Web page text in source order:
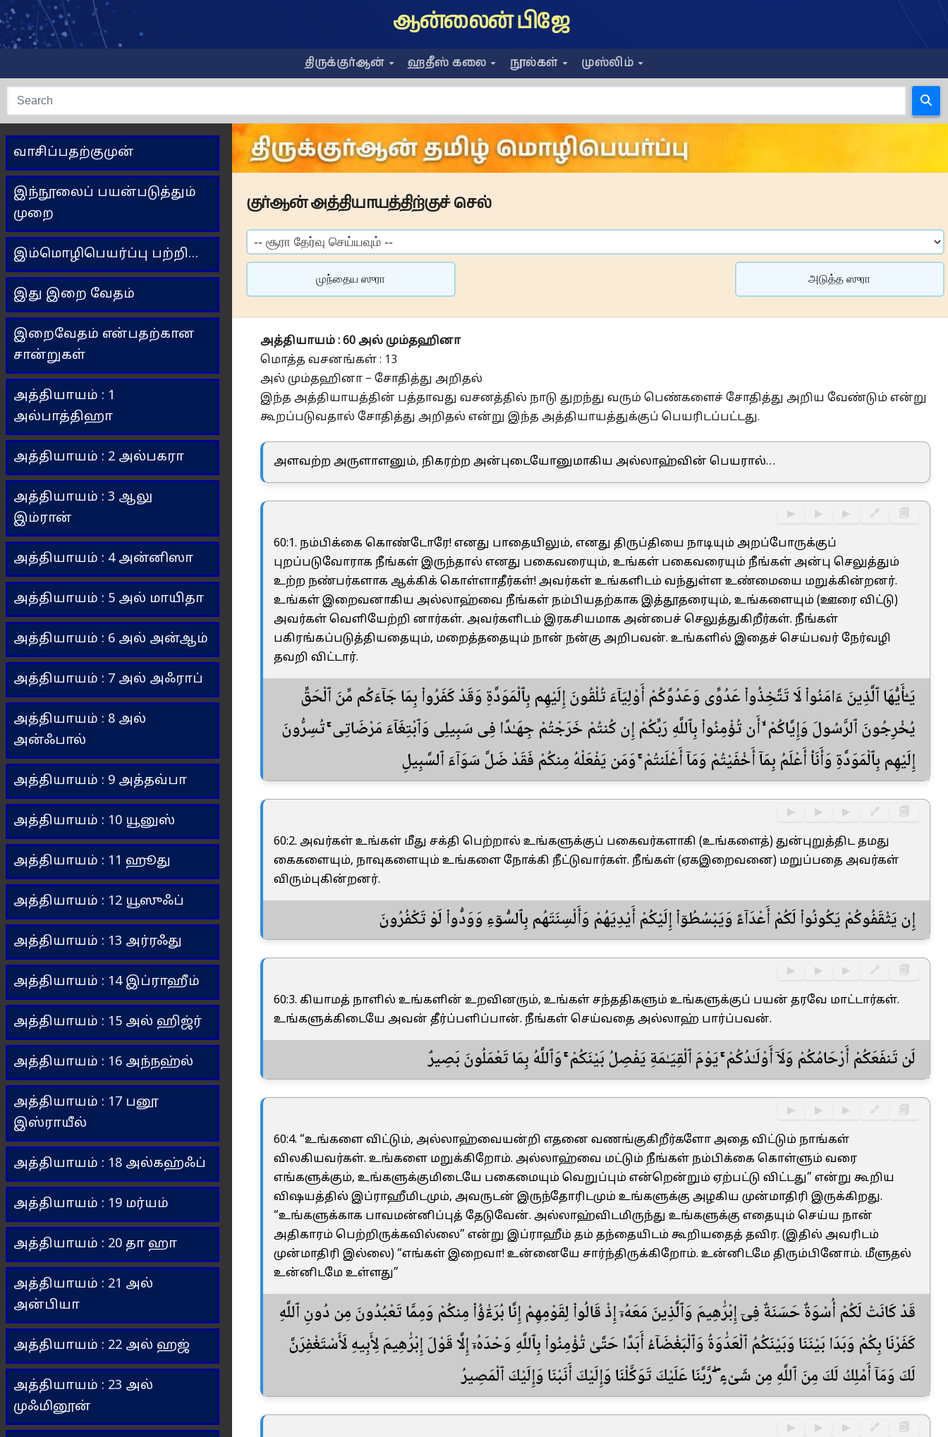
Skip
to
content
ஆன்லைன் பிஜே
திருக்குர்ஆன் ஹதீஸ் கலை நூல்கள் முஸ்லிம்
வாசிப்பதற்குமுன்
இந்நூலைப் பயன்படுத்தும்
முறை
இம்மொழிபெயர்ப்பு பற்றி…
இது இறை வேதம்
இறைவேதம் என்பதற்கான
சான்றுகள்
அத்தியாயம் : 1
அல்பாத்திஹா
அத்தியாயம் : 2 அல்பகரா
அத்தியாயம் : 3 ஆலு
இம்ரான்
அத்தியாயம் : 4 அன்னிஸா
அத்தியாயம் : 5 அல் மாயிதா
அத்தியாயம் : 6 அல் அன்ஆம்
அத்தியாயம் : 7 அல் அஃராப்
அத்தியாயம் : 8 அல்
அன்ஃபால்
அத்தியாயம் : 9 அத்தவ்பா
அத்தியாயம் : 10 யூனுஸ்
அத்தியாயம் : 11 ஹூது
அத்தியாயம் : 12 யூஸுஃப்
அத்தியாயம் : 13 அர்ரஃது
அத்தியாயம் : 14 இப்ராஹீம்
அத்தியாயம் : 15 அல் ஹிஜ்ர்
அத்தியாயம் : 16 அந்நஹ்ல்
அத்தியாயம் : 17 பனூ
இஸ்ராயீல்
அத்தியாயம் : 18 அல்கஹ்ஃப்
அத்தியாயம் : 19 மர்யம்
அத்தியாயம் : 20 தா ஹா
அத்தியாயம் : 21 அல்
அன்பியா
அத்தியாயம் : 22 அல் ஹஜ்
அத்தியாயம் : 23 அல்
முஃமினூன்
குர்ஆன் அத்தியாயத்திற்குச் செல்
முந்தைய ஸுரா அடுத்த ஸுரா
அத்தியாயம் : 60 அல் மும்தஹினா
மொத்த வசனங்கள் : 13
அல் மும்தஹினா – சோதித்து அறிதல்
இந்த அத்தியாயத்தின் பத்தாவது வசனத்தில் நாடு துறந்து வரும் பெண்களைச் சோதித்து அறிய வேண்டும் என்று
கூறப்படுவதால் சோதித்து அறிதல் என்று இந்த அத்தியாயத்துக்குப் பெயரிடப்பட்டது.
அளவற்ற அருளாளனும், நிகரற்ற அன்புடையோனுமாகிய அல்லாஹ்வின் பெயரால்…
▶ ▶ ▶ 🔗 🗐
60:1. நம்பிக்கை கொண்டோரே! எனது பாதையிலும், எனது திருப்தியை நாடியும் அறப்போருக்குப்
புறப்படுவோராக நீங்கள் இருந்தால் எனது பகைவரையும், உங்கள் பகைவரையும் நீங்கள் அன்பு செலுத்தும்
உற்ற நண்பர்களாக ஆக்கிக் கொள்ளாதீர்கள்! அவர்கள் உங்களிடம் வந்துள்ள உண்மையை மறுக்கின்றனர்.
உங்கள் இறைவனாகிய அல்லாஹ்வை நீங்கள் நம்பியதற்காக இத்தூதரையும், உங்களையும் (ஊரை விட்டு)
அவர்கள் வெளியேற்றி னார்கள். அவர்களிடம் இரகசியமாக அன்பைச் செலுத்துகிறீர்கள். நீங்கள்
பகிரங்கப்படுத்தியதையும், மறைத்ததையும் நான் நன்கு அறிபவன். உங்களில் இதைச் செய்பவர் நேர்வழி
தவறி விட்டார்.
يَـٰٓأَيُّهَا ٱلَّذِينَ ءَامَنُوا۟ لَا تَتَّخِذُوا۟ عَدُوِّى وَعَدُوَّكُمْ أَوْلِيَآءَ تُلْقُونَ إِلَيْهِم بِٱلْمَوَدَّةِ وَقَدْ كَفَرُوا۟ بِمَا جَآءَكُم مِّنَ ٱلْحَقِّ
يُخْرِجُونَ ٱلرَّسُولَ وَإِيَّاكُمْ ۙ أَن تُؤْمِنُوا۟ بِٱللَّهِ رَبِّكُمْ إِن كُنتُمْ خَرَجْتُمْ جِهَـٰدًا فِى سَبِيلِى وَٱبْتِغَآءَ مَرْضَاتِى ۚ تُسِرُّونَ
إِلَيْهِم بِٱلْمَوَدَّةِ وَأَنَا۠ أَعْلَمُ بِمَآ أَخْفَيْتُمْ وَمَآ أَعْلَنتُمْ ۚ وَمَن يَفْعَلْهُ مِنكُمْ فَقَدْ ضَلَّ سَوَآءَ ٱلسَّبِيلِ
▶ ▶ ▶ 🔗 🗐
60:2. அவர்கள் உங்கள் மீது சக்தி பெற்றால் உங்களுக்குப் பகைவர்களாகி (உங்களைத்) துன்புறுத்திட தமது
கைகளையும், நாவுகளையும் உங்களை நோக்கி நீட்டுவார்கள். நீங்கள் (ஏகஇறைவனை) மறுப்பதை அவர்கள்
விரும்புகின்றனர்.
إِن يَثْقَفُوكُمْ يَكُونُوا۟ لَكُمْ أَعْدَآءً وَيَبْسُطُوٓا۟ إِلَيْكُمْ أَيْدِيَهُمْ وَأَلْسِنَتَهُم بِٱلسُّوٓءِ وَوَدُّوا۟ لَوْ تَكْفُرُونَ
▶ ▶ ▶ 🔗 🗐
60:3. கியாமத் நாளில் உங்களின் உறவினரும், உங்கள் சந்ததிகளும் உங்களுக்குப் பயன் தரவே மாட்டார்கள்.
உங்களுக்கிடையே அவன் தீர்ப்பளிப்பான். நீங்கள் செய்வதை அல்லாஹ் பார்ப்பவன்.
لَن تَنفَعَكُمْ أَرْحَامُكُمْ وَلَآ أَوْلَـٰدُكُمْ ۚ يَوْمَ ٱلْقِيَـٰمَةِ يَفْصِلُ بَيْنَكُمْ ۚ وَٱللَّهُ بِمَا تَعْمَلُونَ بَصِيرٌ
▶ ▶ ▶ 🔗 🗐
60:4. “உங்களை விட்டும், அல்லாஹ்வையன்றி எதனை வணங்குகிறீர்களோ அதை விட்டும் நாங்கள்
விலகியவர்கள். உங்களை மறுக்கிறோம். அல்லாஹ்வை மட்டும் நீங்கள் நம்பிக்கை கொள்ளும் வரை
எங்களுக்கும், உங்களுக்குமிடையே பகைமையும் வெறுப்பும் என்றென்றும் ஏற்பட்டு விட்டது” என்று கூறிய
விஷயத்தில் இப்ராஹீமிடமும், அவருடன் இருந்தோரிடமும் உங்களுக்கு அழகிய முன்மாதிரி இருக்கிறது.
“உங்களுக்காக பாவமன்னிப்புத் தேடுவேன். அல்லாஹ்விடமிருந்து உங்களுக்கு எதையும் செய்ய நான்
அதிகாரம் பெற்றிருக்கவில்லை” என்று இப்ராஹீம் தம் தந்தையிடம் கூறியதைத் தவிர. (இதில் அவரிடம்
முன்மாதிரி இல்லை) “எங்கள் இறைவா! உன்னையே சார்ந்திருக்கிறோம். உன்னிடமே திரும்பினோம். மீளுதல்
உன்னிடமே உள்ளது”
قَدْ كَانَتْ لَكُمْ أُسْوَةٌ حَسَنَةٌ فِىٓ إِبْرَٰهِيمَ وَٱلَّذِينَ مَعَهُۥٓ إِذْ قَالُوا۟ لِقَوْمِهِمْ إِنَّا بُرَءَٰٓؤُا۟ مِنكُمْ وَمِمَّا تَعْبُدُونَ مِن دُونِ ٱللَّهِ
كَفَرْنَا بِكُمْ وَبَدَا بَيْنَنَا وَبَيْنَكُمُ ٱلْعَدَٰوَةُ وَٱلْبَغْضَآءُ أَبَدًا حَتَّىٰ تُؤْمِنُوا۟ بِٱللَّهِ وَحْدَهُۥٓ إِلَّا قَوْلَ إِبْرَٰهِيمَ لِأَبِيهِ لَأَسْتَغْفِرَنَّ
لَكَ وَمَآ أَمْلِكُ لَكَ مِنَ ٱللَّهِ مِن شَىْءٍ ۖ رَّبَّنَا عَلَيْكَ تَوَكَّلْنَا وَإِلَيْكَ أَنَبْنَا وَإِلَيْكَ ٱلْمَصِيرُ
▶ ▶ ▶ 🔗 🗐